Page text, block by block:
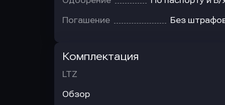
Погашение Без
Комплектация
LTZ
Обзор